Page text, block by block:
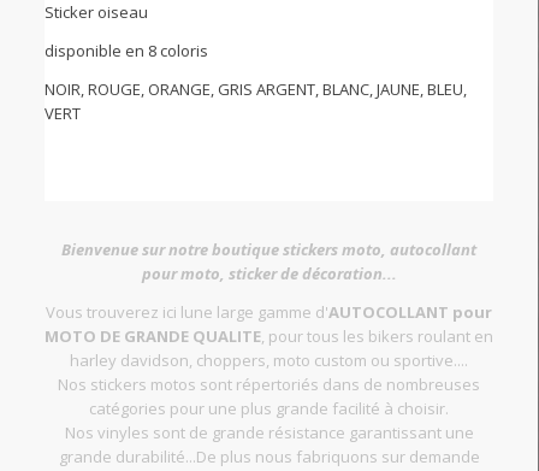
Sticker oiseau
disponible en 8 coloris
NOIR, ROUGE, ORANGE, GRIS ARGENT, BLANC, JAUNE, BLEU,
VERT
Bienvenue sur notre boutique stickers moto, autocollant
pour moto, sticker de décoration...
Vous trouverez ici lune large gamme d'AUTOCOLLANT pour
MOTO DE GRANDE QUALITE , pour tous les bikers roulant en
harley davidson, choppers, moto custom ou sportive....
Nos stickers motos sont répertoriés dans de nombreuses
catégories pour une plus grande facilité à choisir.
Nos vinyles sont de grande résistance garantissant une
grande durabilité...De plus nous fabriquons sur demande